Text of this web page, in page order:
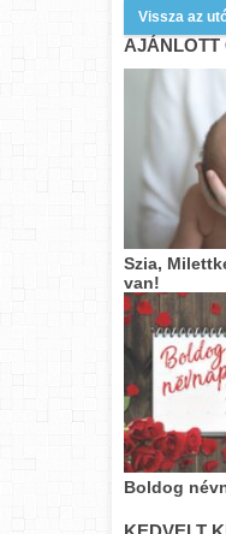
Vissza az
AJÁNLOTT
Szia,
van!
Boldog